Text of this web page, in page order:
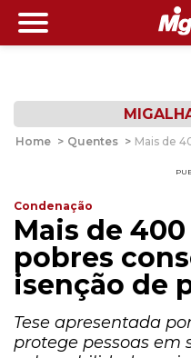
Home > Quentes > Mais de
Condenação
Mais de
pobres
isenção de
Tese apresentada
protege pessoas em